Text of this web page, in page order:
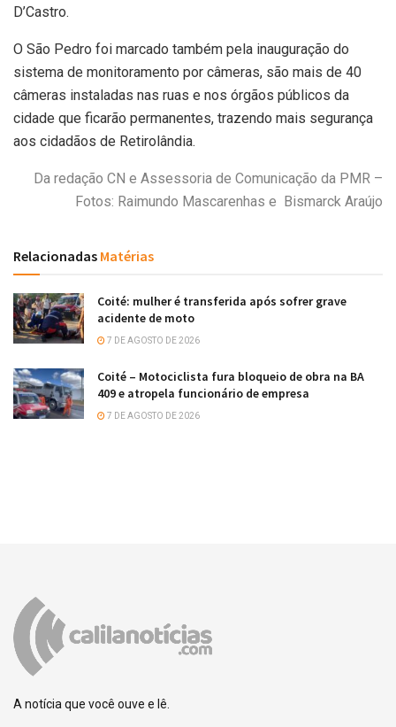
D’Castro.
O São Pedro foi marcado também pela inauguração do
sistema de monitoramento por câmeras, são mais de 40
câmeras instaladas nas ruas e nos órgãos públicos da
cidade que ficarão permanentes, trazendo mais segurança
aos cidadãos de Retirolândia.
Da redação CN e Assessoria de Comunicação da PMR –
Fotos: Raimundo Mascarenhas e Bismarck Araújo
Relacionadas Matérias
Coité: mulher é transferida após sofrer grave
acidente de moto
7 DE AGOSTO DE 2026
Coité – Motociclista fura bloqueio de obra na BA
409 e atropela funcionário de empresa
7 DE AGOSTO DE 2026
A notícia que você ouve e lê.